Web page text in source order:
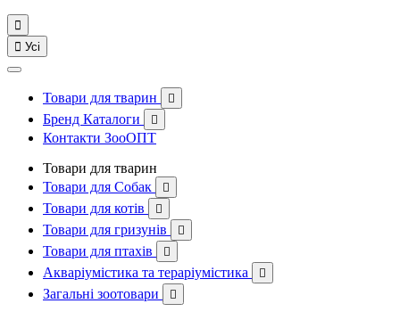

 Усі
Товари для тварин 
Бренд Каталоги 
Контакти ЗооОПТ
Товари для тварин
Товари для Собак

Товари для котів 
Товари для гризунів 
Товари для птахів 
Акваріумістика та тераріумістика 
Загальні зоотовари 